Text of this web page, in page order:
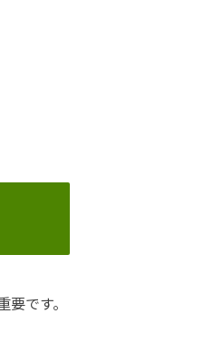
です。